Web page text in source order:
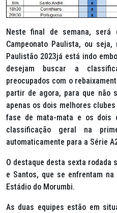
Neste final de semana, será
Campeonato Paulista, ou
Paulistão 2023já está indo
desejam buscar a
preocupados com o
partir de agora, para que não
apenas os dois melhores
fase de mata-mata e os dois
classificação geral na
automaticamente para a Série
O destaque desta sexta
e Santos, que se enfrentam
Estádio do Morumbi.
As duas equipes estão em